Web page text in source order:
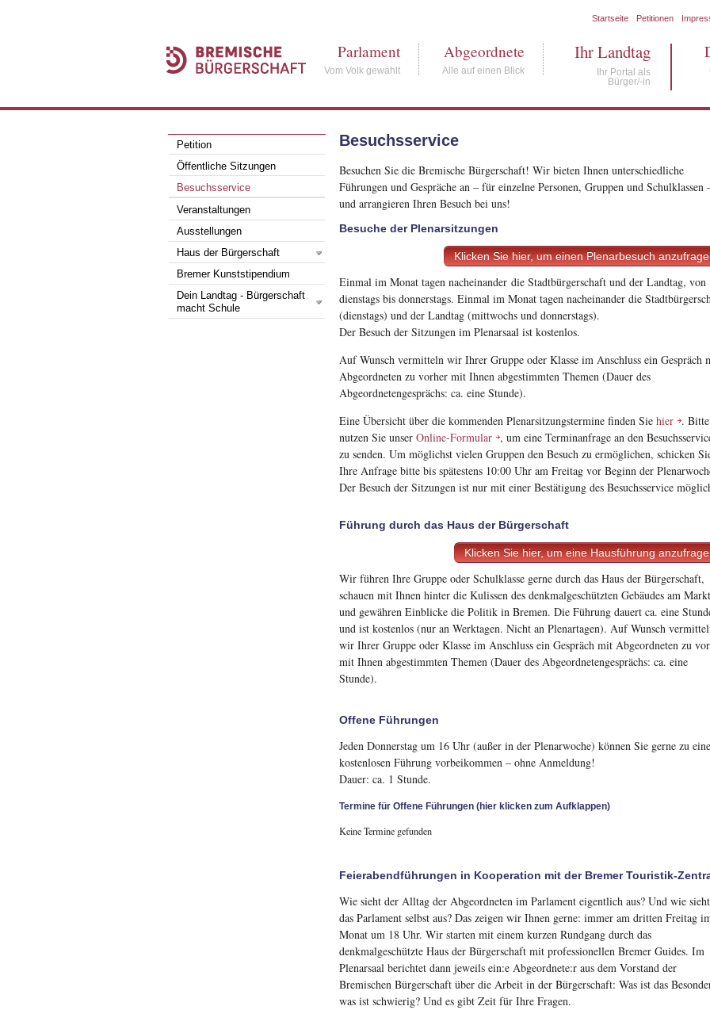
Startseite Petitionen
Parlament
Vom Volk gewählt
Abgeordnete
Alle auf einen Blick
Ihr Landtag
Ihr Portal als
Bürger/-in
Petition
Öffentliche Sitzungen
Besuchsservice
Veranstaltungen
Ausstellungen
Haus der Bürgerschaft
Bremer Kunststipendium
Dein Landtag - Bürgerschaft
macht Schule
Besuchsservice
Besuchen Sie die Bremische Bürgerschaft! Wir bieten Ihnen unterschiedliche
Führungen und Gespräche an – für einzelne Personen, Gruppen und Schulklassen
und arrangieren Ihren Besuch bei uns!
Besuche der Plenarsitzungen
Klicken Sie hier, um einen Plenarbesuch
Einmal im Monat tagen nacheinander die Stadtbürgerschaft und der Landtag, von
dienstags bis donnerstags. Einmal im Monat tagen nacheinander die
(dienstags) und der Landtag (mittwochs und donnerstags).
Der Besuch der Sitzungen im Plenarsaal ist kostenlos.
Auf Wunsch vermitteln wir Ihrer Gruppe oder Klasse im Anschluss ein Gespräch
Abgeordneten zu vorher mit Ihnen abgestimmten Themen (Dauer des
Abgeordnetengesprächs: ca. eine Stunde).
Eine Übersicht über die kommenden Plenarsitzungstermine finden Siehier . Bitte
nutzen Sie unserOnline-Formular , um eine Terminanfrage an den
zu senden. Um möglichst vielen Gruppen den Besuch zu ermöglichen, schicken
Ihre Anfrage bitte bis spätestens 10:00 Uhr am Freitag vor Beginn der
Der Besuch der Sitzungen ist nur mit einer Bestätigung des Besuchsservice
Führung durch das Haus der Bürgerschaft
Klicken Sie hier, um eine Hausführung
Wir führen Ihre Gruppe oder Schulklasse gerne durch das Haus der Bürgerschaft,
schauen mit Ihnen hinter die Kulissen des denkmalgeschützten Gebäudes am Markt
und gewähren Einblicke die Politik in Bremen. Die Führung dauert ca. eine
und ist kostenlos (nur an Werktagen. Nicht an Plenartagen). Auf Wunsch
wir Ihrer Gruppe oder Klasse im Anschluss ein Gespräch mit Abgeordneten zu
mit Ihnen abgestimmten Themen (Dauer des Abgeordnetengesprächs: ca. eine
Stunde).
Offene Führungen
Jeden Donnerstag um 16 Uhr (außer in der Plenarwoche) können Sie gerne zu
kostenlosen Führung vorbeikommen – ohne Anmeldung!
Dauer: ca. 1 Stunde.
Termine für Offene Führungen (hier klicken zum Aufklappen)
Keine Termine gefunden
Feierabendführungen in Kooperation mit der Bremer Touristik-
Wie sieht der Alltag der Abgeordneten im Parlament eigentlich aus? Und wie sieht
das Parlament selbst aus? Das zeigen wir Ihnen gerne: immer am dritten Freitag
Monat um 18 Uhr. Wir starten mit einem kurzen Rundgang durch das
denkmalgeschützte Haus der Bürgerschaft mit professionellen Bremer Guides. Im
Plenarsaal berichtet dann jeweils ein:e Abgeordnete:r aus dem Vorstand der
Bremischen Bürgerschaft über die Arbeit in der Bürgerschaft: Was ist das
was ist schwierig? Und es gibt Zeit für Ihre Fragen.